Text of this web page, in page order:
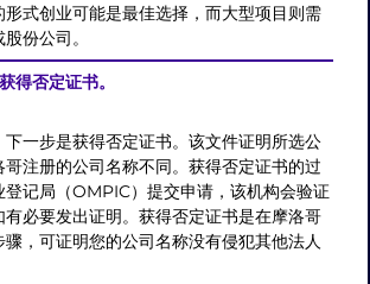
式创业可能是最佳选择，而大型项目则需
份公司。
得否定证书。
一步是获得否定证书。该文件证明所选公
注册的公司名称不同。获得否定证书的过
登记局（OMPIC）提交申请，该机构会验证
必要发出证明。获得否定证书是在摩洛哥
，可证明您的公司名称没有侵犯其他法人